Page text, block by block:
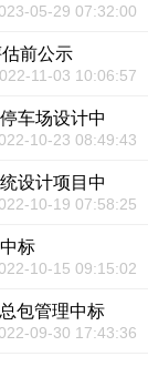
05-29 07:32:00
前公示
11-03 10:06:57
车场设计中
10-23 08:49:43
设计项目中
10-19 07:58:25
标
10-15 09:15:02
包管理中标
09-30 17:43:36